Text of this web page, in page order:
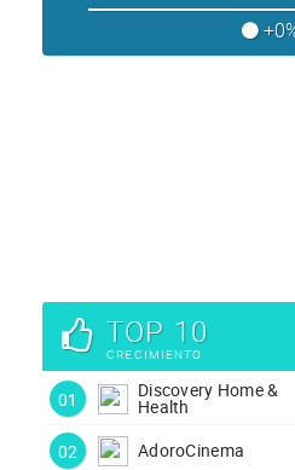
TOP 10
CRECIMIENTO
01 Discovery Home &
Health
02 AdoroCinema